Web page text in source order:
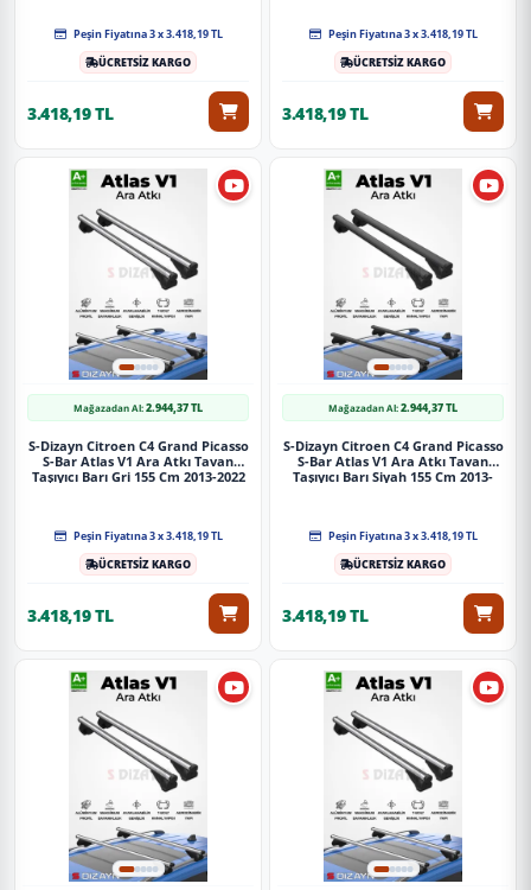
Peşin Fiyatına 3 x 3.418,19 TL
ÜCRETSİZ KARGO
3.418,19 TL
Peşin Fiyatına 3 x 3.418,19 TL
ÜCRETSİZ KARGO
3.418,19 TL
Mağazadan Al:2.944,37 TL
S-Dizayn Citroen C4 Grand Picasso
S-Bar Atlas V1 Ara Atkı Tavan
Taşıyıcı Barı Gri 155 Cm 2013-2022
Peşin Fiyatına 3 x 3.418,19 TL
ÜCRETSİZ KARGO
3.418,19 TL
Mağazadan Al:2.944,37 TL
S-Dizayn Citroen C4 Grand Picasso
S-Bar Atlas V1 Ara Atkı Tavan
Taşıyıcı Barı Siyah 155 Cm 2013-
Peşin Fiyatına 3 x 3.418,19 TL
ÜCRETSİZ KARGO
3.418,19 TL